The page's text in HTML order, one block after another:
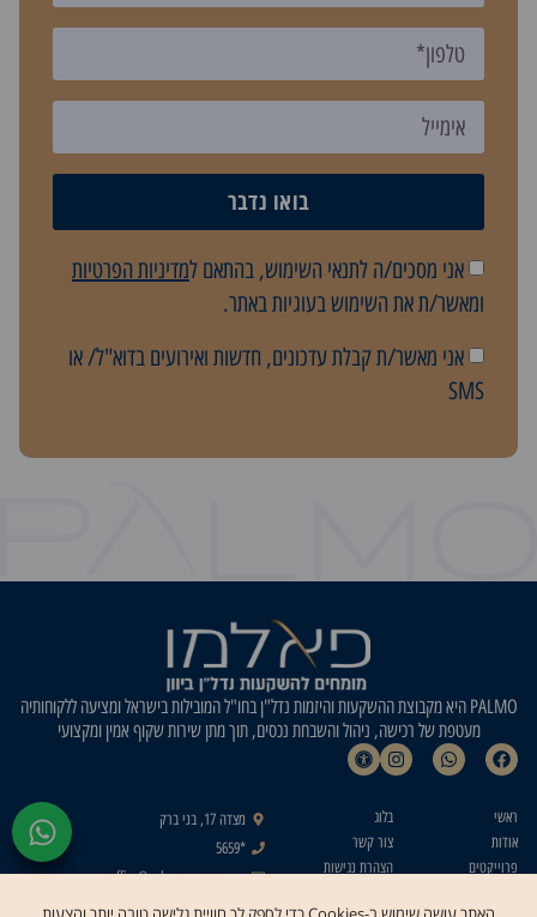
אני מסכים/ה לתנאי השימוש, בהתאם למדיניות הפרטיות
ומאשר/ת את השימוש בעוגיות באתר.
אני מאשר/ת קבלת עדכונים, חדשות ואירועים בדוא"ל/ או
SMS
בואו נדבר
PALMO היא מקבוצת ההשקעות והיזמות נדל"ן בחו"ל המובילות בישראל ומציעה ללקוחותיה
מעטפת של רכישה, ניהול והשבחת נכסים, תוך מתן שירות שקוף אמין ומקצועי
ראשי
אודות
פרוייקטים
בלוג
צור קשר
הצהרת נגישות
מצדה 17, בני ברק
*5659
office@palmo-group.com
צור